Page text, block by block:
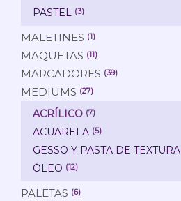
PASTEL (3)
MALETINES (1)
MAQUETAS (11)
MARCADORES (39)
MEDIUMS (27)
ACRÍLICO (7)
ACUARELA (5)
GESSO Y PASTA DE TEXTURA
ÓLEO (12)
PALETAS (6)